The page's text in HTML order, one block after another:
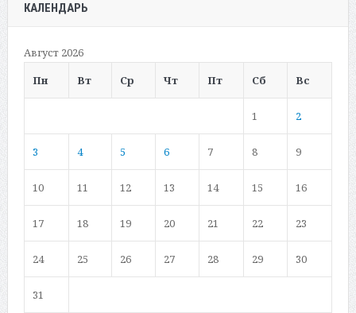
КАЛЕНДАРЬ
Август 2026
Пн
Вт Ср Чт Пт Сб Вс
1 2
3 4 5 6 7 8 9
10 11 12 13 14 15 16
17 18 19 20 21 22 23
24 25 26 27 28 29 30
31